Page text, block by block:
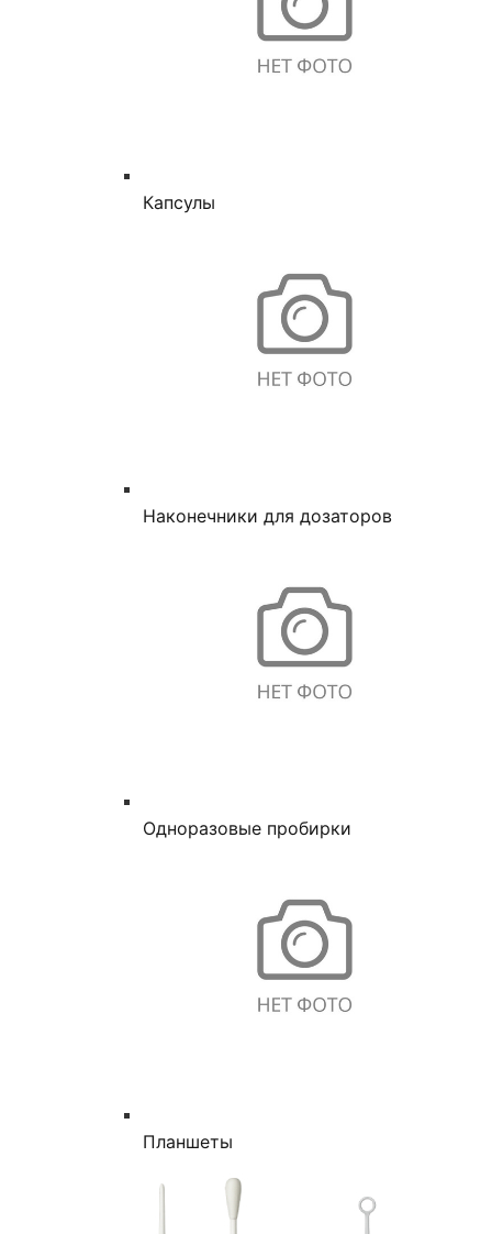
Капсулы
Наконечники для дозаторов
Одноразовые пробирки
Планшеты